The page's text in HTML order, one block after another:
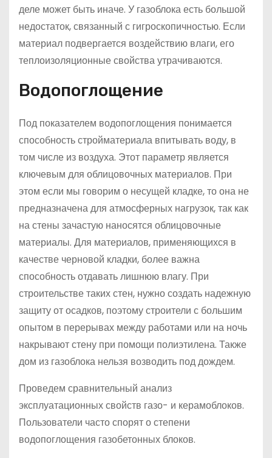
деле может быть иначе. У газоблока есть большой
недостаток, связанный с гигроскопичностью. Если
материал подвергается воздействию влаги, его
теплоизоляционные свойства утрачиваются.
Водопоглощение
Под показателем водопоглощения понимается
способность стройматериала впитывать воду, в
том числе из воздуха. Этот параметр является
ключевым для облицовочных материалов. При
этом если мы говорим о несущей кладке, то она не
предназначена для атмосферных нагрузок, так как
на стены зачастую наносятся облицовочные
материалы. Для материалов, применяющихся в
качестве черновой кладки, более важна
способность отдавать лишнюю влагу. При
строительстве таких стен, нужно создать надежную
защиту от осадков, поэтому строители с большим
опытом в перерывах между работами или на ночь
накрывают стену при помощи полиэтилена. Также
дом из газоблока нельзя возводить под дождем.
Проведем сравнительный анализ
эксплуатационных свойств газо- и керамоблоков.
Пользователи часто спорят о степени
водопоглощения газобетонных блоков.